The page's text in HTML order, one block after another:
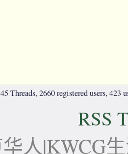
Threads, 2660 registered users, 423
RSS
人|KWCG